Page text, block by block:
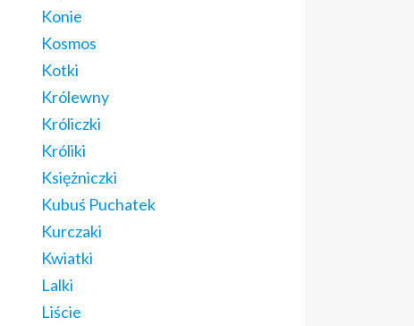
Konie
Kosmos
Kotki
Królewny
Króliczki
Króliki
Księżniczki
Kubuś Puchatek
Kurczaki
Kwiatki
Lalki
Liście